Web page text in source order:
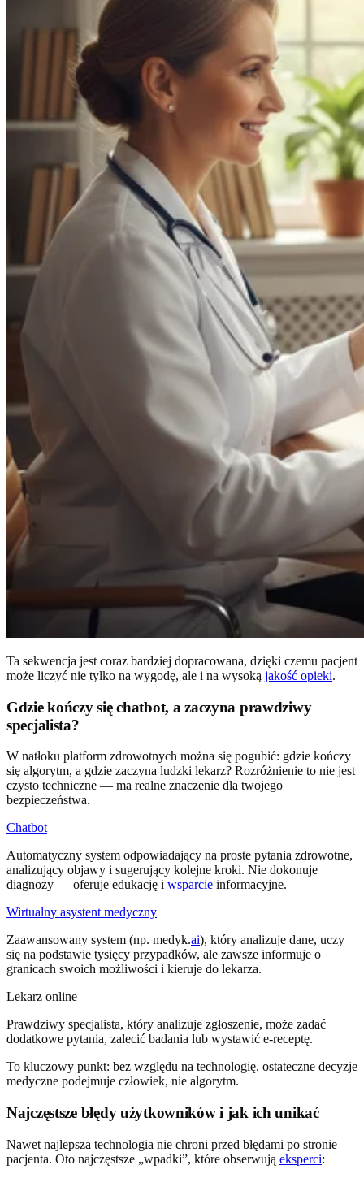
Ta sekwencja jest coraz bardziej dopracowana, dzięki czemu pacjent
może liczyć nie tylko na wygodę, ale i na wysoką jakość opieki.
Gdzie kończy się chatbot, a zaczyna prawdziwy
specjalista?
W natłoku platform zdrowotnych można się pogubić: gdzie kończy
się algorytm, a gdzie zaczyna ludzki lekarz? Rozróżnienie to nie jest
czysto techniczne — ma realne znaczenie dla twojego
bezpieczeństwa.
Chatbot
Automatyczny system odpowiadający na proste pytania zdrowotne,
analizujący objawy i sugerujący kolejne kroki. Nie dokonuje
diagnozy — oferuje edukację i wsparcie informacyjne.
Wirtualny asystent medyczny
Zaawansowany system (np. medyk.ai), który analizuje dane, uczy
się na podstawie tysięcy przypadków, ale zawsze informuje o
granicach swoich możliwości i kieruje do lekarza.
Lekarz online
Prawdziwy specjalista, który analizuje zgłoszenie, może zadać
dodatkowe pytania, zalecić badania lub wystawić e-receptę.
To kluczowy punkt: bez względu na technologię, ostateczne decyzje
medyczne podejmuje człowiek, nie algorytm.
Najczęstsze błędy użytkowników i jak ich unikać
Nawet najlepsza technologia nie chroni przed błędami po stronie
pacjenta. Oto najczęstsze „wpadki”, które obserwują eksperci: